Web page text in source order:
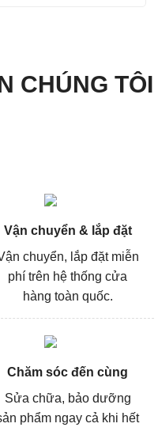
CHÚNG TÔI
Vận chuyển & lắp đặt
chuyển, lắp đặt miễn
phí trên hệ thống cửa
hàng toàn quốc.
Chăm sóc đến cùng
Sửa chữa, bảo dưỡng
phẩm ngay cả khi hết